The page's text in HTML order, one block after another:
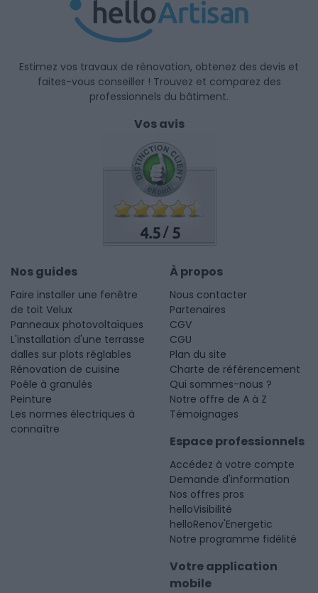
Estimez vos travaux de rénovation, obtenez des devis et
faites-vous conseiller ! Trouvez et comparez des
professionnels du bâtiment.
Vos avis
4.5 /5
Nos guides
Faire installer une fenêtre
de toit Velux
Panneaux photovoltaïques
L'installation d'une terrasse
dalles sur plots réglables
Rénovation de cuisine
Poêle à granulés
Peinture
Les normes électriques à
connaître
À propos
Nous contacter
Partenaires
CGV
CGU
Plan du site
Charte de référencement
Qui sommes-nous ?
Notre offre de A à Z
Témoignages
Espace professionnels
Accédez à votre compte
Demande d'information
Nos offres pros
helloVisibilité
helloRenov'Energetic
Notre programme fidélité
Votre application
mobile